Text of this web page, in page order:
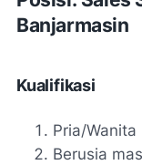
Banjarmasin
Kualifikasi
Pria/Wanita
Berusia